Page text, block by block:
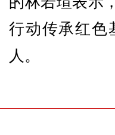
行动传承红色
人。